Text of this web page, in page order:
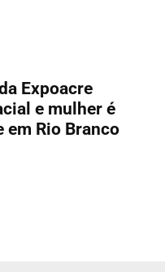
Expoacre
e mulher é
em Rio Branco